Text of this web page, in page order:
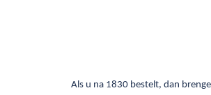
Als u na 1830 bestelt, dan